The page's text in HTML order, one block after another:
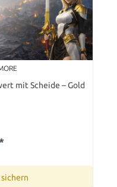
mit Scheide – Gold